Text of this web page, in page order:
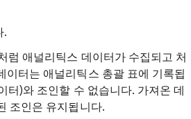
.
럼 애널리틱스 데이터가 수집되고 처
터는 애널리틱스 총괄 표에 기록됩
)와 조인할 수 없습니다. 가져온 데
조인은 유지됩니다.